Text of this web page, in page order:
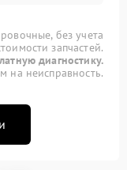
без учета
запчастей.
диагностику.
на неисправность.